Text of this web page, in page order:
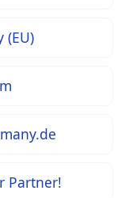
(EU)
Partner!